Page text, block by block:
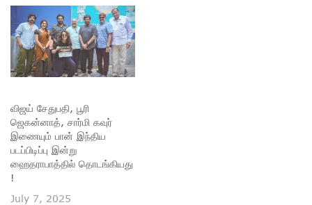
விஜய் சேதுபதி, பூரி
ஜெகன்னாத், சார்மி கவுர்
இணையும் பான் இந்திய
படப்பிடிப்பு இன்று
ஹைதராபாத்தில் தொடங்கியது
!
July 7, 2025